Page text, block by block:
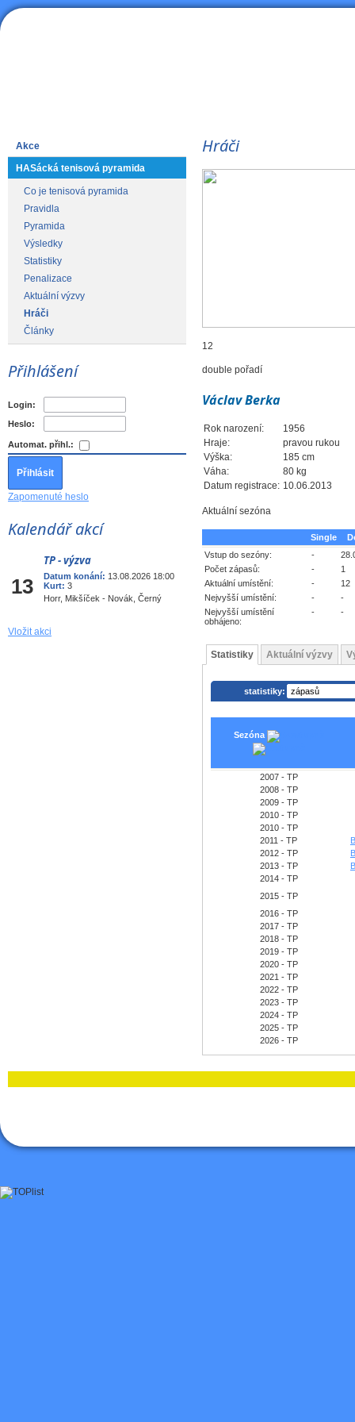
Akce
HASácká tenisová pyramida
Co je tenisová pyramida
Pravidla
Pyramida
Výsledky
Statistiky
Penalizace
Aktuální výzvy
Hráči
Články
Přihlášení
Login:
Heslo:
Automat. přihl.:
Zapomenuté heslo
Kalendář akcí
13
TP - výzva
Datum konání: 13.08.2026 18:00
Kurt: 3
Horr, Mikšíček - Novák, Černý
Vložit akci
Hráči
12
double pořadí
Václav Berka
Rok narození:
1956
Hraje:
pravou rukou
Výška:
185 cm
Váha:
80 kg
Datum registrace: 10.06.2013
Aktuální sezóna
Single
Vstup do sezóny:
-
Počet zápasů:
-
1
Aktuální umístění:
-
12
Nejvyšší umístění:
-
-
Nejvyšší umístění
obhájeno:
- -
Statistiky Aktuální výzvy
statistiky:
Sezóna
2007 - TP
2008 - TP
2009 - TP
2010 - TP
2010 - TP
2011 - TP
2012 - TP
2013 - TP
2014 - TP
2015 - TP
2016 - TP
2017 - TP
2018 - TP
2019 - TP
2020 - TP
2021 - TP
2022 - TP
2023 - TP
2024 - TP
2025 - TP
2026 - TP